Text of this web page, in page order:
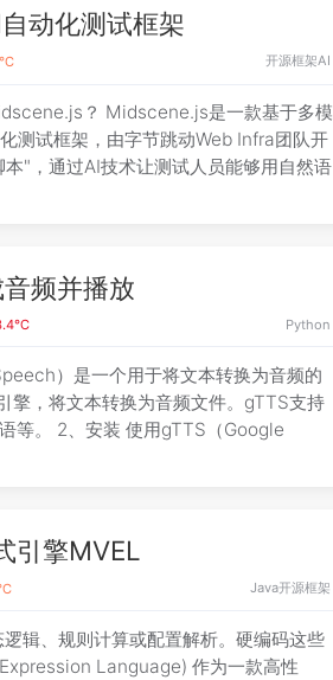
动化测试框架
开源框架AI
？ Midscene.js是一款基于多模
测试框架，由字节跳动Web Infra团队开
"，通过AI技术让测试人员能够用自然语
频并播放
Python
）是一个用于将文本转换为音频的
，将文本转换为音频文件。gTTS支持
等。 2、安装 使用gTTS（Google
引擎MVEL
Java开源框架
辑、规则计算或配置解析。硬编码这些
Language) 作为一款高性